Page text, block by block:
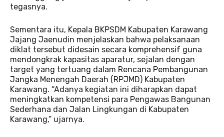
tegasnya.
Sementara itu, Kepala BKPSDM Kabupaten Karawang
Jajang Jaenudin menjelaskan bahwa pelaksanaan
diklat tersebut didesain secara komprehensif guna
mendongkrak kapasitas aparatur, sejalan dengan
target yang tertuang dalam Rencana Pembangunan
Jangka Menengah Daerah (RPJMD) Kabupaten
Karawang. “Adanya kegiatan ini diharapkan dapat
meningkatkan kompetensi para Pengawas Bangunan
Sederhana dan Jalan Lingkungan di Kabupaten
Karawang,” ujarnya.